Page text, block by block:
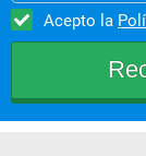
Acepto la